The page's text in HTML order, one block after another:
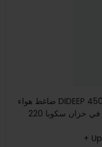
ضاغط هواء DIDEEP 4500Psi 40Mpa 300Bar Pcp كهربائي عالي
+